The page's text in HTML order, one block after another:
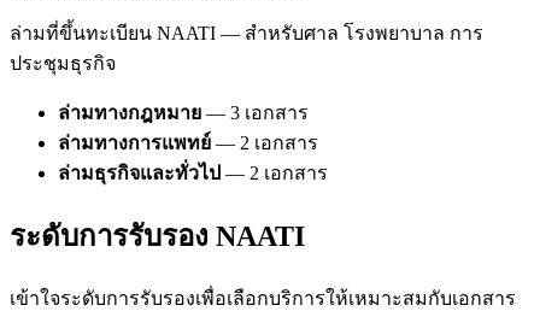
ล่ามที่ขึ้นทะเบียน NAATI — สำหรับศาล โรงพยาบาล การ
ประชุมธุรกิจ
ล่ามทางกฎหมาย — 3 เอกสาร
ล่ามทางการแพทย์ — 2 เอกสาร
ล่ามธุรกิจและทั่วไป — 2 เอกสาร
ระดับการรับรอง NAATI
เข้าใจระดับการรับรองเพื่อเลือกบริการให้เหมาะสมกับเอกสาร